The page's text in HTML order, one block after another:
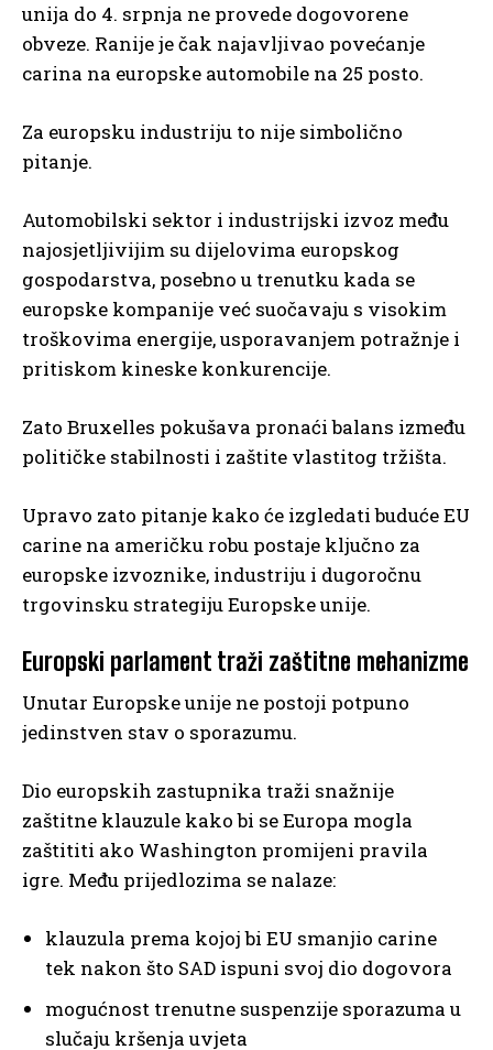
unija do 4. srpnja ne provede dogovorene
obveze. Ranije je čak najavljivao povećanje
carina na europske automobile na 25 posto.
Za europsku industriju to nije simbolično
pitanje.
Automobilski sektor i industrijski izvoz među
najosjetljivijim su dijelovima europskog
gospodarstva, posebno u trenutku kada se
europske kompanije već suočavaju s visokim
troškovima energije, usporavanjem potražnje i
pritiskom kineske konkurencije.
Zato Bruxelles pokušava pronaći balans između
političke stabilnosti i zaštite vlastitog tržišta.
Upravo zato pitanje kako će izgledati buduće EU
carine na američku robu postaje ključno za
europske izvoznike, industriju i dugoročnu
trgovinsku strategiju Europske unije.
Europski parlament traži zaštitne mehanizme
Unutar Europske unije ne postoji potpuno
jedinstven stav o sporazumu.
Dio europskih zastupnika traži snažnije
zaštitne klauzule kako bi se Europa mogla
zaštititi ako Washington promijeni pravila
igre. Među prijedlozima se nalaze:
klauzula prema kojoj bi EU smanjio carine
tek nakon što SAD ispuni svoj dio dogovora
mogućnost trenutne suspenzije sporazuma u
slučaju kršenja uvjeta